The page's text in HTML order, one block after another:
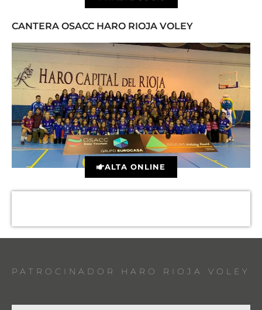
CANTERA OSACC HARO RIOJA VOLEY
ALTA ONLINE
PATROCINADOR HARO RIOJA VOLEY